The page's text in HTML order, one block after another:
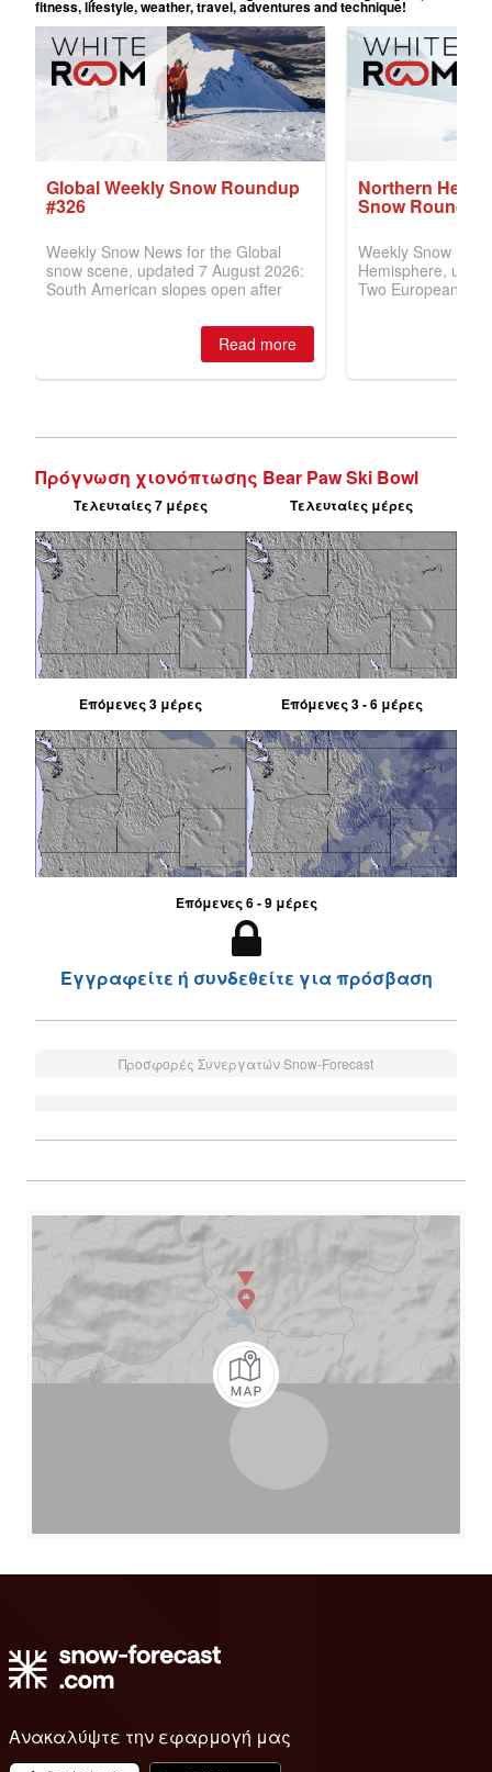
Πρόγνωση χιονόπτωσης Bear Paw Ski Bowl
Τελευταίες 7 μέρες Τελευταίες μέρες
Επόμενες 3 μέρες Επόμενες 3 - 6 μέρες
Επόμενες 6 - 9 μέρες
Εγγραφείτε ή συνδεθείτε για πρόσβαση
Προσφορές Συνεργατών Snow-Forecast
Ανακαλύψτε την εφαρμογή μας